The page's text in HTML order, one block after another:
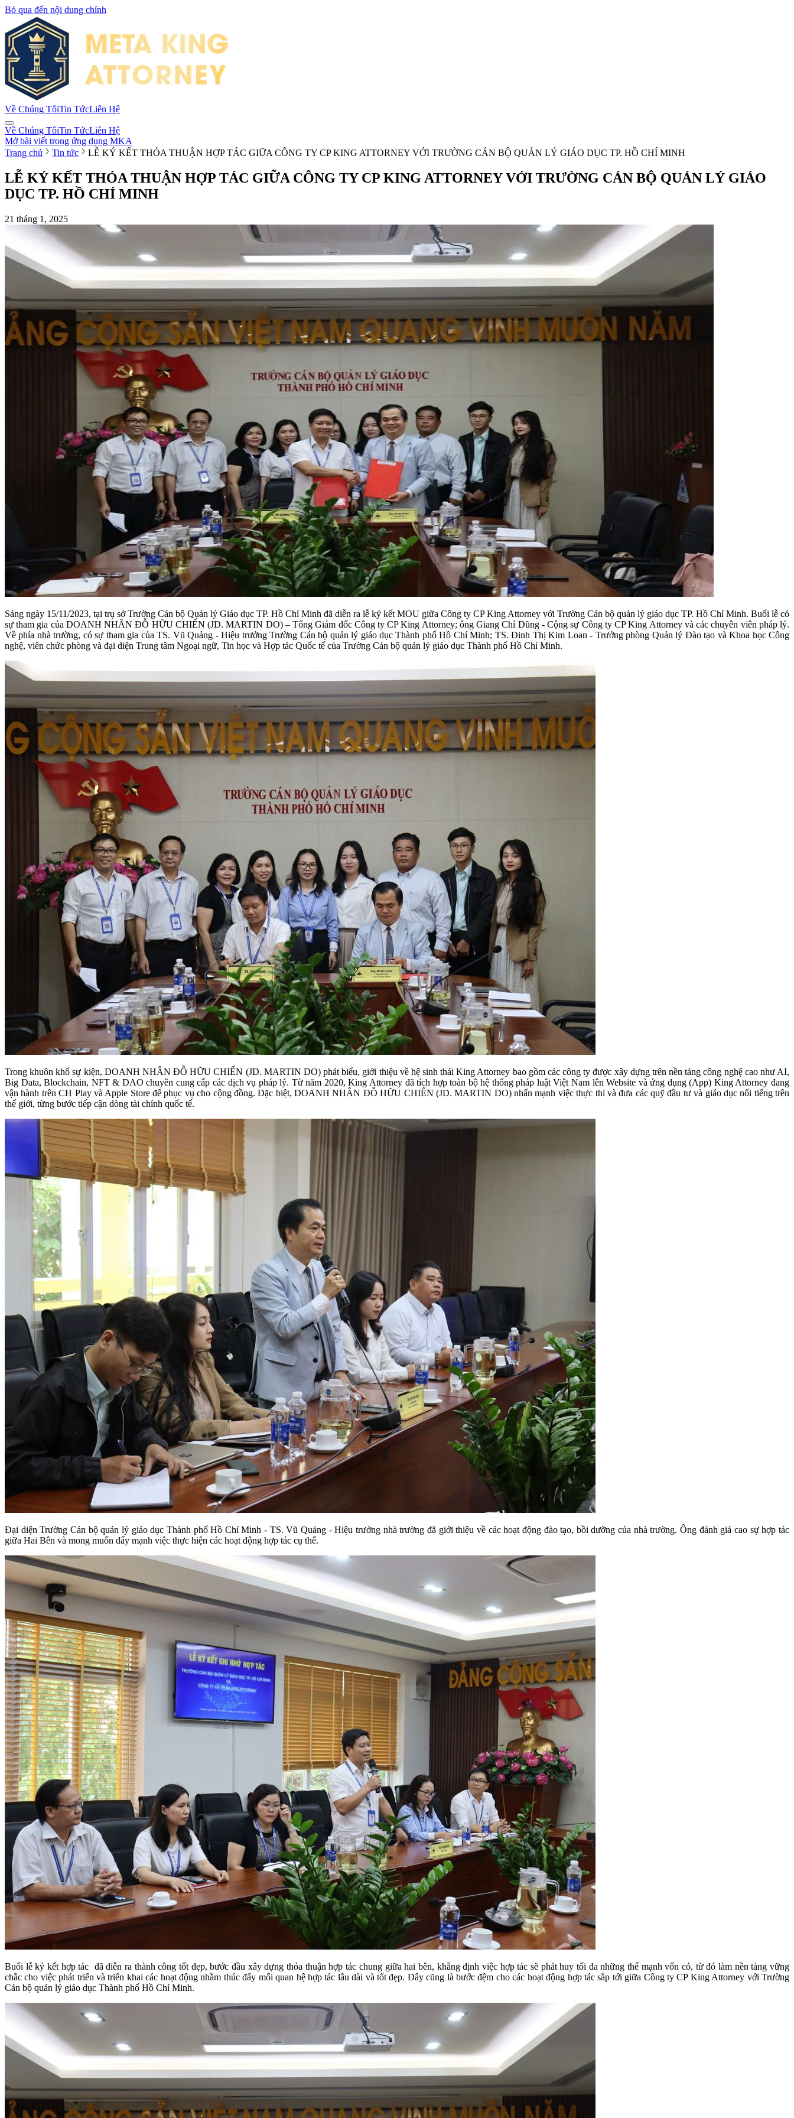
Bỏ qua đến nội dung chính
Về Chúng TôiTin TứcLiên Hệ
Về Chúng TôiTin TứcLiên Hệ
Mở bài viết trong ứng dụng MKA
Trang chủ
Tin tức LỄ KÝ KẾT THỎA THUẬN HỢP TÁC GIỮA CÔNG TY CP KING ATTORNEY VỚI TRƯỜNG CÁN BỘ QUẢN LÝ GIÁO DỤC TP. HỒ CHÍ MINH
LỄ KÝ KẾT THỎA THUẬN HỢP TÁC GIỮA CÔNG TY CP KING ATTORNEY VỚI TRƯỜNG CÁN BỘ QUẢN LÝ GIÁO
DỤC TP. HỒ CHÍ MINH
21 tháng 1, 2025
Sáng ngày 15/11/2023, tại trụ sở Trường Cán bộ Quản lý Giáo dục TP. Hồ Chí Minh đã diễn ra lễ ký kết MOU giữa Công ty CP King Attorney với Trường Cán bộ quản lý giáo dục TP. Hồ Chí Minh. Buổi lễ có
sự tham gia của DOANH NHÂN ĐỖ HỮU CHIẾN (JD. MARTIN DO) – Tổng Giám đốc Công ty CP King Attorney; ông Giang Chí Dũng - Cộng sự Công ty CP King Attorney và các chuyên viên pháp lý.
Về phía nhà trường, có sự tham gia của TS. Vũ Quảng - Hiệu trưởng Trường Cán bộ quản lý giáo dục Thành phố Hồ Chí Minh; TS. Đinh Thị Kim Loan - Trưởng phòng Quản lý Đào tạo và Khoa học Công
nghệ, viên chức phòng và đại diện Trung tâm Ngoại ngữ, Tin học và Hợp tác Quốc tế của Trường Cán bộ quản lý giáo dục Thành phố Hồ Chí Minh.
Trong khuôn khổ sự kiện, DOANH NHÂN ĐỖ HỮU CHIẾN (JD. MARTIN DO) phát biểu, giới thiệu về hệ sinh thái King Attorney bao gồm các công ty được xây dựng trên nền tảng công nghệ cao như AI,
Big Data, Blockchain, NFT & DAO chuyên cung cấp các dịch vụ pháp lý. Từ năm 2020, King Attorney đã tích hợp toàn bộ hệ thống pháp luật Việt Nam lên Website và ứng dụng (App) King Attorney đang
vận hành trên CH Play và Apple Store để phục vụ cho cộng đồng. Đặc biệt, DOANH NHÂN ĐỖ HỮU CHIẾN (JD. MARTIN DO) nhấn mạnh việc thực thi và đưa các quỹ đầu tư và giáo dục nổi tiếng trên
thế giới, từng bước tiếp cận dòng tài chính quốc tế.
Đại diện Trường Cán bộ quản lý giáo dục Thành phố Hồ Chí Minh - TS. Vũ Quảng - Hiệu trưởng nhà trường đã giới thiệu về các hoạt động đào tạo, bồi dưỡng của nhà trường. Ông đánh giá cao sự hợp tác
giữa Hai Bên và mong muốn đẩy mạnh việc thực hiện các hoạt động hợp tác cụ thể.
Buổi lễ ký kết hợp tác đã diễn ra thành công tốt đẹp, bước đầu xây dựng thỏa thuận hợp tác chung giữa hai bên, khẳng định việc hợp tác sẽ phát huy tối đa những thế mạnh vốn có, từ đó làm nền tảng vững
chắc cho việc phát triển và triển khai các hoạt động nhằm thúc đẩy mối quan hệ hợp tác lâu dài và tốt đẹp. Đây cũng là bước đệm cho các hoạt động hợp tác sắp tới giữa Công ty CP King Attorney với Trường
Cán bộ quản lý giáo dục Thành phố Hồ Chí Minh.